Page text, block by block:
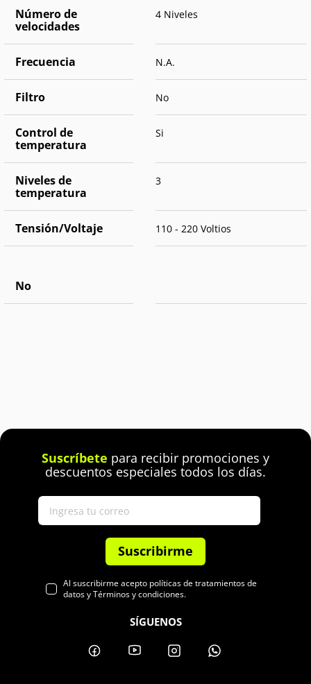
Número de
velocidades
4 Niveles
Frecuencia N.A.
Filtro No
Control de
temperatura
Si
Niveles de
temperatura
3
Tensión/Voltaje 110 - 220 Voltios
No
Suscríbete para recibir promociones y
descuentos especiales todos los días.
Suscribirme
Al suscribirme acepto políticas de tratamientos de
datos y Términos y condiciones.
SÍGUENOS